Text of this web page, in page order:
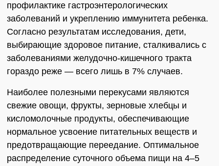
профилактике гастроэнтерологических
заболеваний и укреплению иммунитета ребенка.
Согласно результатам исследования, дети,
выбирающие здоровое питание, сталкивались с
заболеваниями желудочно-кишечного тракта
гораздо реже — всего лишь в 7% случаев.
Наиболее полезными перекусами являются
свежие овощи, фрукты, зерновые хлебцы и
кисломолочные продукты, обеспечивающие
нормальное усвоение питательных веществ и
предотвращающие переедание. Оптимальное
распределение суточного объема пищи на 4–5